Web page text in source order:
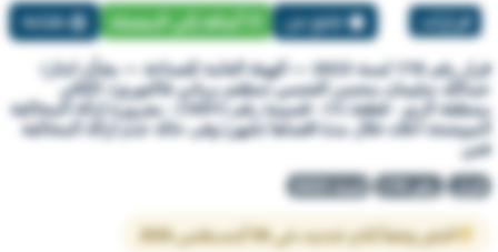
قرارات تبليغ عن أضافة إلي المفضلة طباعة
قرار رقم 176 لسنة 2023 — الهيئة العامة للصناعة — بشأن انذار/
عبدالله سليمان محسن العجمي (مطعم برياني فاكتوري). الكائن
بمنطقة الري - قطعة (1) - قسيمة رقم (1691) - بضرورة ازالة المخالفة
الموضحة اعلاه خلال مدة اقصاها (شهر) وفى حالة عدم ازالة المخالفة
فس
قرار رقم 176 لسنة 2023
النص وفقاً لآخر تحديث في 06 أغسطس 2026